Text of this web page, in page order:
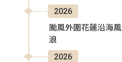
2026
颱風外圍花蓮沿海
浪
2026